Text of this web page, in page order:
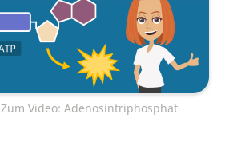
Zum Video: Adenosintriphosphat